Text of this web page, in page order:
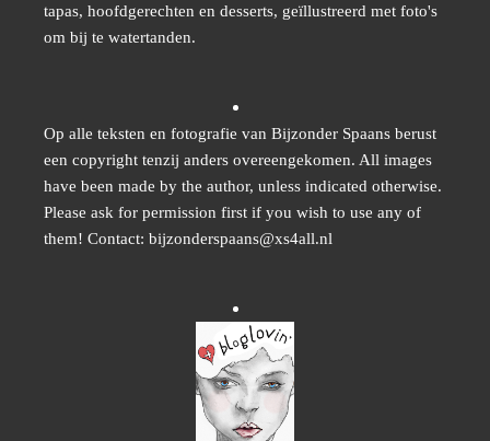
tapas, hoofdgerechten en desserts, geïllustreerd met foto's
om bij te watertanden.
Op alle teksten en fotografie van Bijzonder Spaans berust
een copyright tenzij anders overeengekomen. All images
have been made by the author, unless indicated otherwise.
Please ask for permission first if you wish to use any of
them! Contact: bijzonderspaans@xs4all.nl